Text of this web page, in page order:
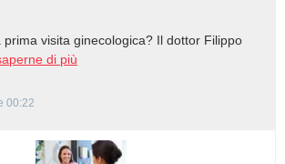
prima visita ginecologica? Il dottor Filippo
di più
00:22